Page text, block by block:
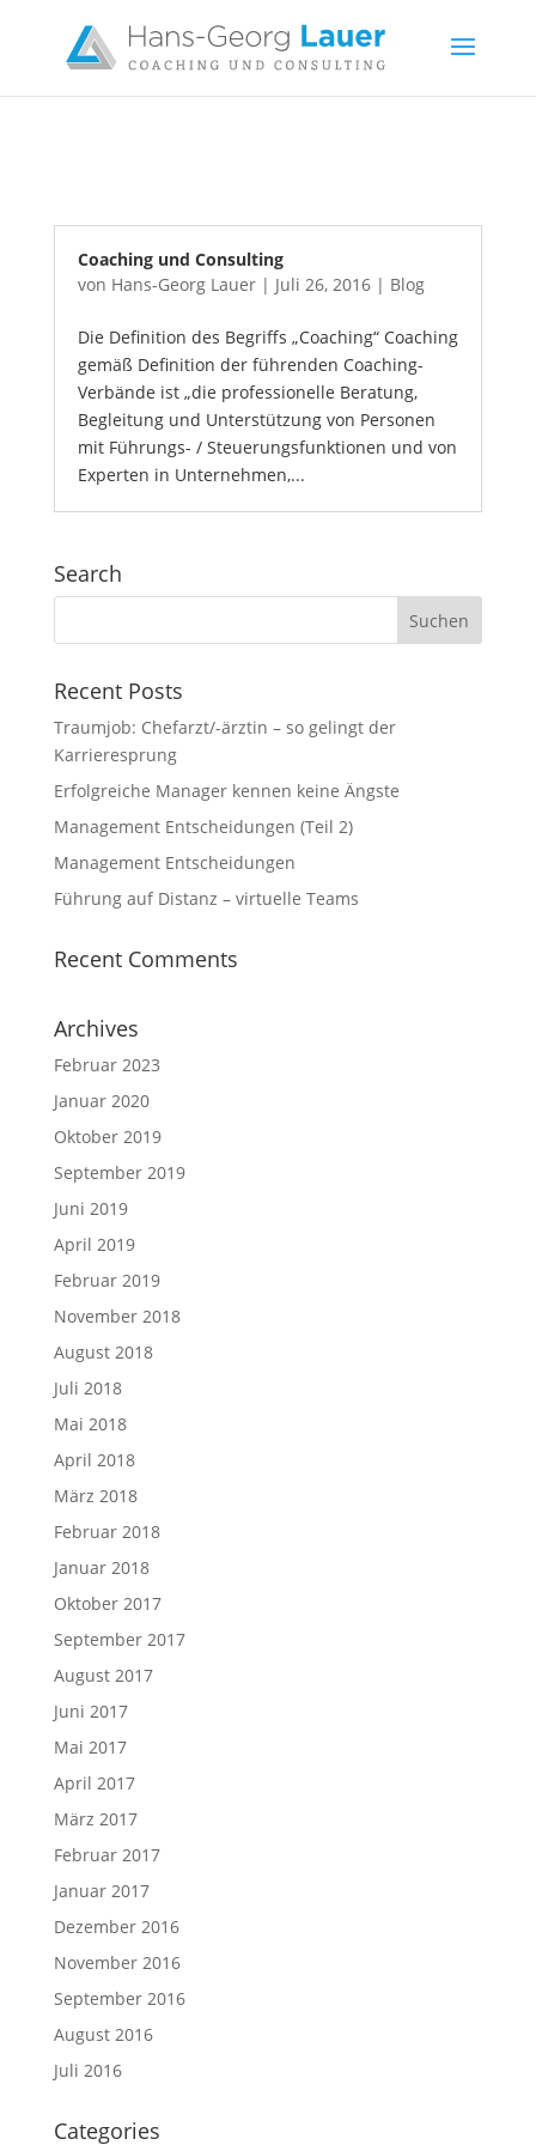
Coaching und Consulting
von Hans-Georg Lauer| Juli 26, 2016| Blog
Die Definition des Begriffs „Coaching“ Coaching
gemäß Definition der führenden Coaching-
Verbände ist „die professionelle Beratung,
Begleitung und Unterstützung von Personen
mit Führungs- / Steuerungsfunktionen und von
Experten in Unternehmen,...
Search
Recent Posts
Traumjob: Chefarzt/-ärztin – so gelingt der
Karrieresprung
Erfolgreiche Manager kennen keine Ängste
Management Entscheidungen (Teil 2)
Management Entscheidungen
Führung auf Distanz – virtuelle Teams
Recent Comments
Archives
Februar 2023
Januar 2020
Oktober 2019
September 2019
Juni 2019
April 2019
Februar 2019
November 2018
August 2018
Juli 2018
Mai 2018
April 2018
März 2018
Februar 2018
Januar 2018
Oktober 2017
September 2017
August 2017
Juni 2017
Mai 2017
April 2017
März 2017
Februar 2017
Januar 2017
Dezember 2016
November 2016
September 2016
August 2016
Juli 2016
Categories